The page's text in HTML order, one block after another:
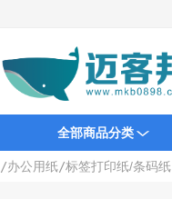
全部商品分类
/办公用纸/标签打印纸/条码纸